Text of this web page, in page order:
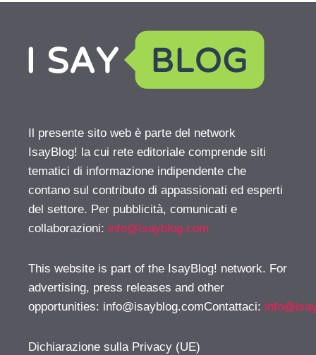
Il presente sito web è parte del network
IsayBlog! la cui rete editoriale comprende siti
tematici di informazione indipendente che
contano sul contributo di appassionati ed esperti
del settore. Per pubblicità, comunicati e
collaborazioni: info@isayblog.com
This website is part of the IsayBlog! network. For
advertising, press releases and other
opportunities: info@isayblog.comContattaci:
Dichiarazione sulla Privacy (UE)